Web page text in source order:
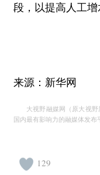
段，以提高人工增
来源：新华网
大视野融媒网（原大视
国内最有影响力的融媒体发布
129